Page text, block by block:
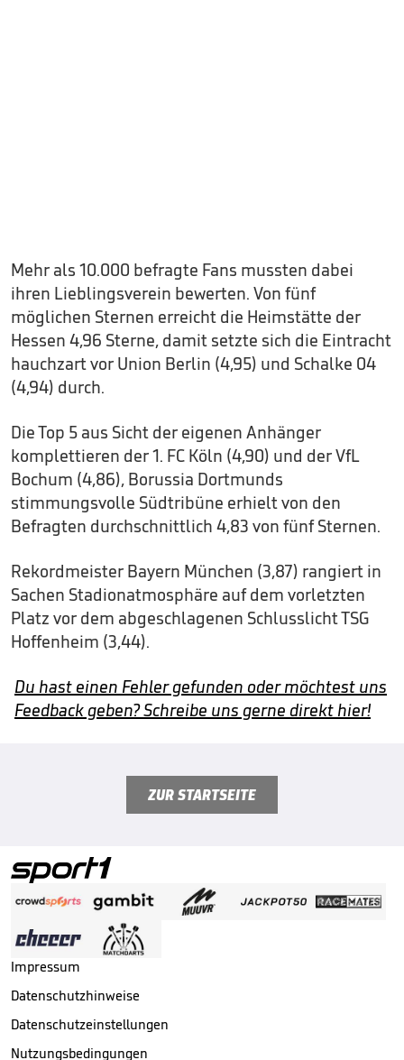
Mehr als 10.000 befragte Fans mussten dabei
ihren Lieblingsverein bewerten. Von fünf
möglichen Sternen erreicht die Heimstätte der
Hessen 4,96 Sterne, damit setzte sich die Eintracht
hauchzart vor Union Berlin (4,95) und Schalke 04
(4,94) durch.
Die Top 5 aus Sicht der eigenen Anhänger
komplettieren der 1. FC Köln (4,90) und der VfL
Bochum (4,86), Borussia Dortmunds
stimmungsvolle Südtribüne erhielt von den
Befragten durchschnittlich 4,83 von fünf Sternen.
Rekordmeister Bayern München (3,87) rangiert in
Sachen Stadionatmosphäre auf dem vorletzten
Platz vor dem abgeschlagenen Schlusslicht TSG
Hoffenheim (3,44).
Du hast einen Fehler gefunden oder möchtest uns
Feedback geben? Schreibe uns gerne direkt hier!
ZUR STARTSEITE
Impressum
Datenschutzhinweise
Datenschutzeinstellungen
Nutzungsbedingungen